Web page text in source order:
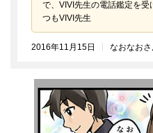
で、VIVI先生の電話鑑定を
つもVIVI先生
2016年11月15日 なおなおさ